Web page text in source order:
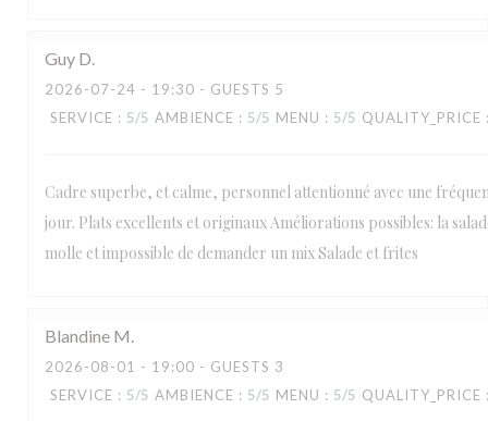
Guy D
2026-07-24 - 19:30 - GUESTS 5
SERVICE : 5/5 AMBIENCE : 5/5 MENU : 5/5 QUALITY_PRICE
Cadre superbe, et calme, personnel attentionné avec une
jour. Plats excellents et originaux Améliorations possibles: la
molle et impossible de demander un mix Salade et frites
Blandine M
2026-08-01 - 19:00 - GUESTS 3
SERVICE : 5/5 AMBIENCE : 5/5 MENU : 5/5 QUALITY_PRICE